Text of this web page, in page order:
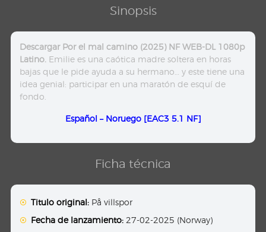
Sinopsis
Descargar Por el mal camino (2025) NF WEB-DL 1080p
Latino. Emilie es una caótica madre soltera en horas
bajas que le pide ayuda a su hermano… y este tiene una
idea genial: participar en una maratón de esquí de
fondo.
Español – Noruego [EAC3 5.1 NF]
Ficha técnica
Titulo original: På villspor
Fecha de lanzamiento: 27-02-2025 (Norway)